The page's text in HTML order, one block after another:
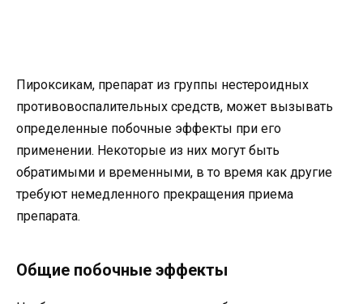
Пироксикам, препарат из группы нестероидных
противовоспалительных средств, может вызывать
определенные побочные эффекты при его
применении. Некоторые из них могут быть
обратимыми и временными, в то время как другие
требуют немедленного прекращения приема
препарата.
Общие побочные эффекты